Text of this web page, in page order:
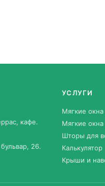
кафе.
26.
УСЛУГИ
Мягкие
Мягкие
Шторы для
Калькулятор
Крыши и